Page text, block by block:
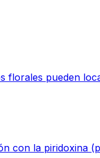
florales pueden
con la piridoxina